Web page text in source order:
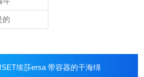
的
埃莎ersa 带容器的干海绵